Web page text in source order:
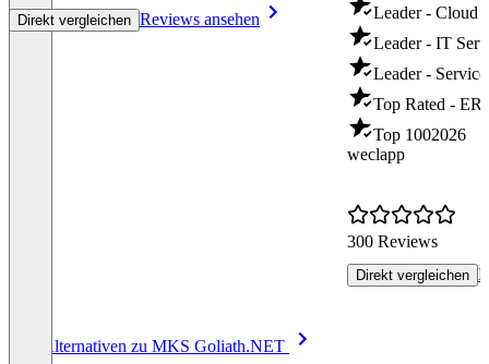
Direkt vergleichen Reviews ansehen
Leader - Cloud
Leader - IT
Leader -
Top Rated -
Top 1002026
weclapp
300 Reviews
Direkt vergleichen
Alle Alternativen zu MKS Goliath.NET